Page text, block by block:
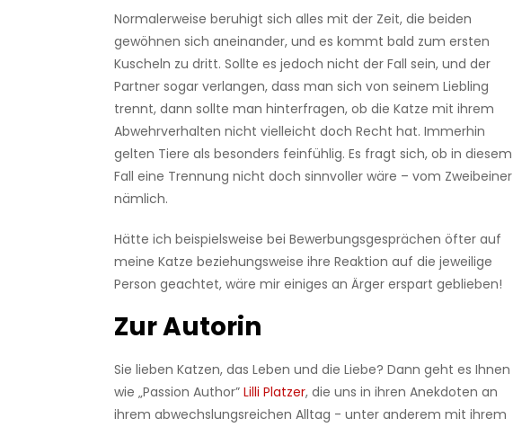
Normalerweise beruhigt sich alles mit der Zeit, die beiden
gewöhnen sich aneinander, und es kommt bald zum ersten
Kuscheln zu dritt. Sollte es jedoch nicht der Fall sein, und der
Partner sogar verlangen, dass man sich von seinem Liebling
trennt, dann sollte man hinterfragen, ob die Katze mit ihrem
Abwehrverhalten nicht vielleicht doch Recht hat. Immerhin
gelten Tiere als besonders feinfühlig. Es fragt sich, ob in diesem
Fall eine Trennung nicht doch sinnvoller wäre – vom Zweibeiner
nämlich.
Hätte ich beispielsweise bei Bewerbungsgesprächen öfter auf
meine Katze beziehungsweise ihre Reaktion auf die jeweilige
Person geachtet, wäre mir einiges an Ärger erspart geblieben!
Zur Autorin
Sie lieben Katzen, das Leben und die Liebe? Dann geht es Ihnen
wie „Passion Author” Lilli Platzer, die uns in ihren Anekdoten an
ihrem abwechslungsreichen Alltag - unter anderem mit ihrem